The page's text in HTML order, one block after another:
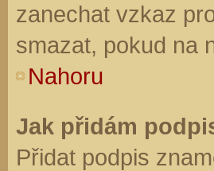
zanechat vzkaz
smazat, pokud na
Nahoru
Jak přidám
Přidat podpis